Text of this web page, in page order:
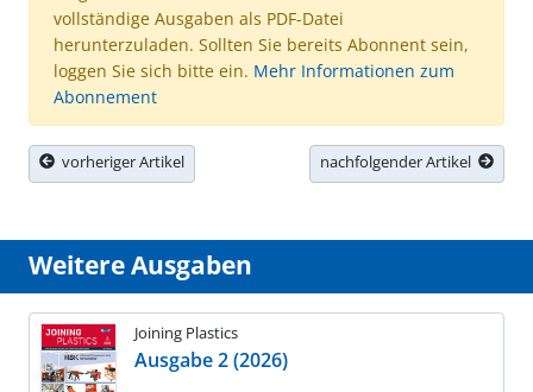
vollständige Ausgaben als PDF-Datei
herunterzuladen. Sollten Sie bereits Abonnent sein,
loggen Sie sich bitte ein. Mehr Informationen zum
Abonnement
vorheriger Artikel nachfolgender Artikel
Weitere Ausgaben
Joining Plastics
Ausgabe 2 (2026)